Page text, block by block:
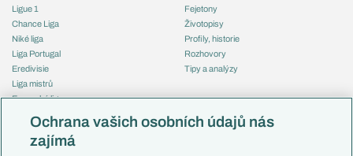
Ligue 1
Chance Liga
Niké liga
Liga Portugal
Eredivisie
Liga mistrů
Evropská liga
Mistrovství světa
Liga národů
Fejetony
Životopisy
Profily, historie
Rozhovory
Tipy a analýzy
Česko
Ochrana vašich osobních údajů nás
zajímá